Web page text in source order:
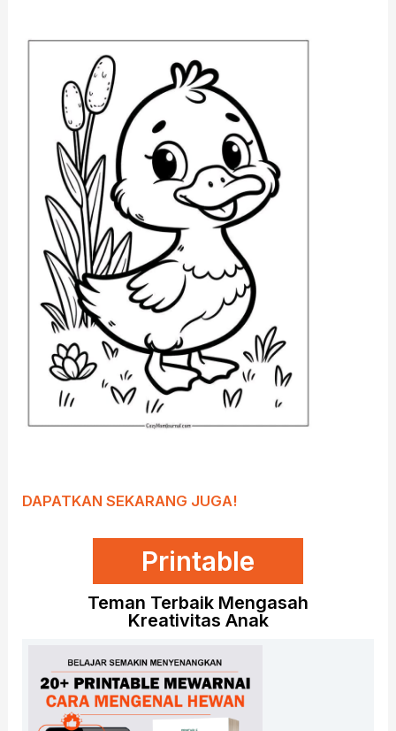
DAPATKAN SEKARANG JUGA!
Printable
Teman Terbaik Mengasah
Kreativitas Anak